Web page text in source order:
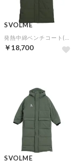
SVOLME
￥18,700
SVOLME